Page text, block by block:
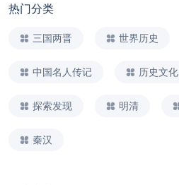
热门分类
三国两晋 世界历史
中国名人传记 历史文化
探索发现 明清
秦汉